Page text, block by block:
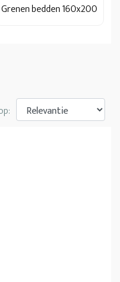
Grenen bedden 160x200